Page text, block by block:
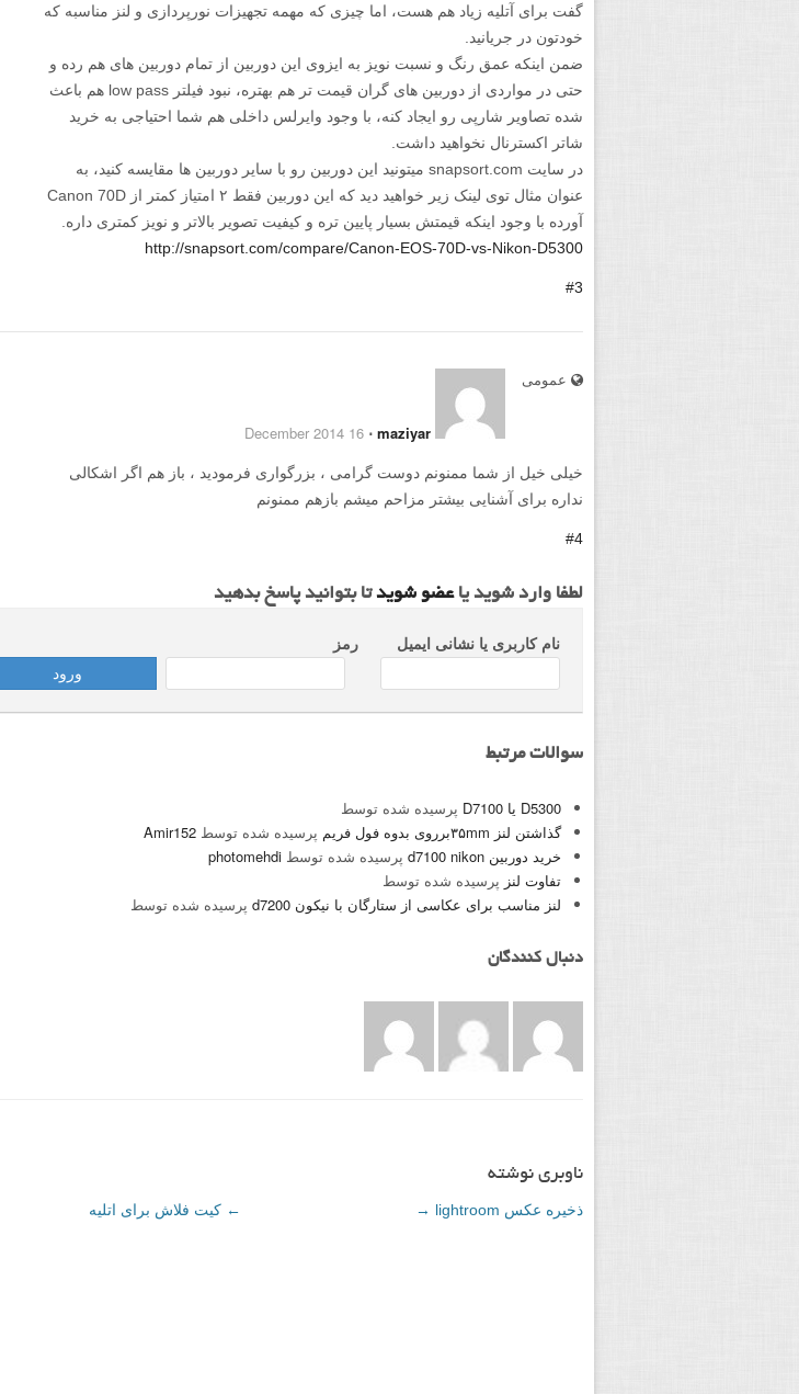
گفت برای آتلیه زیاد هم هست، اما چیزی که مهمه تجهیزات نورپردازی و لنز مناسبه که
خودتون در جریانید.
ضمن اینکه عمق رنگ و نسبت نویز به ایزوی این دوربین از تمام دوربین های هم رده و
حتی در مواردی از دوربین های گران قیمت تر هم بهتره، نبود فیلتر low pass هم باعث
شده تصاویر شارپی رو ایجاد کنه، با وجود وایرلس داخلی هم شما احتیاجی به خرید
شاتر اکسترنال نخواهید داشت.
در سایت snapsort.com میتونید این دوربین رو با سایر دوربین ها مقایسه کنید، به
عنوان مثال توی لینک زیر خواهید دید که این دوربین فقط ۲ امتیاز کمتر از Canon 70D
آورده با وجود اینکه قیمتش بسیار پایین تره و کیفیت تصویر بالاتر و نویز کمتری داره.
http://snapsort.com/compare/Canon-EOS-70D-vs-Nikon-D5300
#3
عمومی
maziyar
⋅
16 December 2014
خیلی خیل از شما ممنونم دوست گرامی ، بزرگواری فرمودید ، باز هم اگر اشکالی
نداره برای آشنایی بیشتر مزاحم میشم بازهم ممنونم
#4
لطفا وارد شوید یاعضو شویدتا بتوانید پاسخ بدهید
نام کاربری یا نشانی ایمیل رمز
سوالات مرتبط
D5300 یا D7100
پرسیده شده توسط
گذاشتن لنز ۳۵mmبرروی بدوه فول فریم
پرسیده شده توسط Amir152
خرید دوربین d7100 nikon
پرسیده شده توسط photomehdi
تفاوت لنز پرسیده شده توسط
لنز مناسب برای عکاسی از ستارگان با نیکون d7200
پرسیده شده توسط
دنبال کنندگان
ناوبری نوشته
← کیت فلاش برای اتلیه ذخیره عکس lightroom →